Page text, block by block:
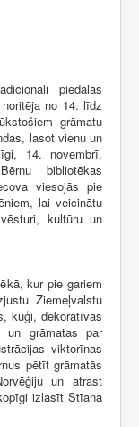
piedalās
no 14. līdz
grāmatu
lasot vienu un
14. novembrī,
bibliotēkas
viesojās pie
lai veicinātu
kultūru un
kur pie gariem
Ziemeļvalstu
kuģi, dekoratīvās
un grāmatas par
viktorīnas
pētīt grāmatās
un atrast
izlasīt Stīana